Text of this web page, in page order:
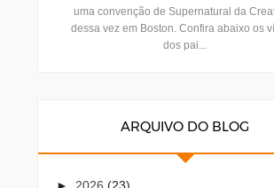
uma convenção de Supernatural da
dessa vez em Boston. Confira abaixo os
dos pai...
ARQUIVO DO BLOG
► 2026 (23)